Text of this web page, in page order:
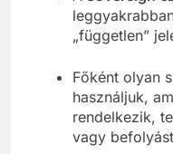
„független”
Főként olyan
használjuk,
rendelkezik,
vagy